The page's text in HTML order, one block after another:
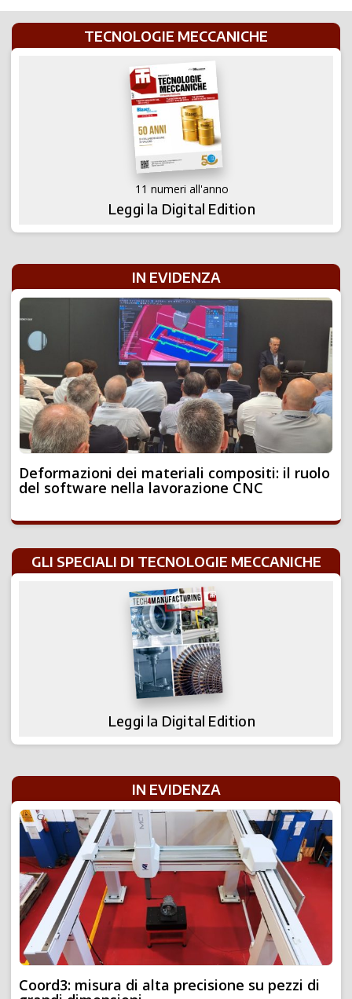
TECNOLOGIE MECCANICHE
11 numeri all'anno
Leggi la Digital Edition
IN EVIDENZA
Deformazioni dei materiali compositi: il ruolo
del software nella lavorazione CNC
GLI SPECIALI DI TECNOLOGIE MECCANICHE
Leggi la Digital Edition
IN EVIDENZA
Coord3: misura di alta precisione su pezzi di